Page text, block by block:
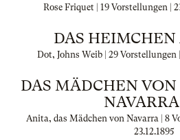
Rose Friquet | 19 Vorstellungen |
DAS
Dot, Johns Weib | 29 Vorstellungen |
DAS MÄDCHEN
Anita, das Mädchen von Navarra | 8
23.12.1895